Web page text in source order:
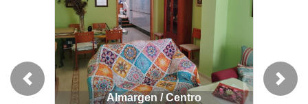
Almargen / Centro
Previous Next